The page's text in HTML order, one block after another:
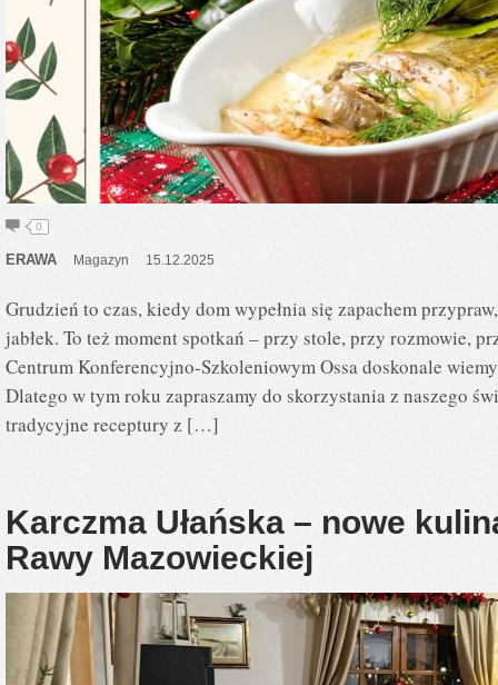
0
ERAWA Magazyn 15.12.2025
Grudzień to czas, kiedy dom wypełnia się zapachem
jabłek. To też moment spotkań – przy stole, przy rozmowie,
Centrum Konferencyjno-Szkoleniowym Ossa doskonale
Dlatego w tym roku zapraszamy do skorzystania z naszego
tradycyjne receptury z […]
Karczma Ułańska – nowe
Rawy Mazowieckiej